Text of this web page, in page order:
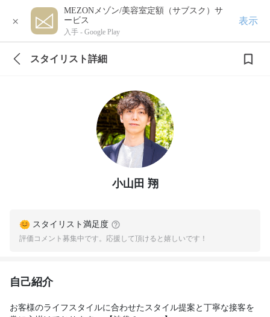
×
MEZONメゾン/美容室定額（サブスク）サ
ービス
入手 - Google Play
表示
スタイリスト詳細
小山田 翔
スタイリスト満足度
評価コメント募集中です。応援して頂けると嬉しいです！
自己紹介
お客様のライフスタイルに合わせたスタイル提案と丁寧な接客を